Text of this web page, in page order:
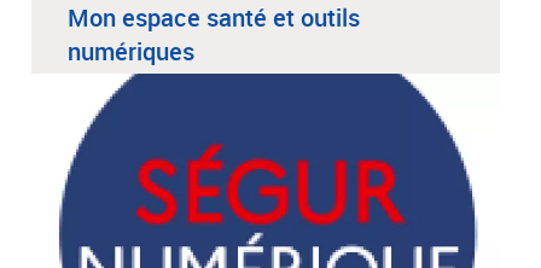
Mon espace santé et outils
numériques